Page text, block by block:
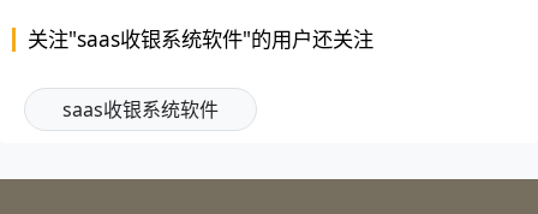
关注"saas收银系统软件"的用户还关注
saas收银系统软件